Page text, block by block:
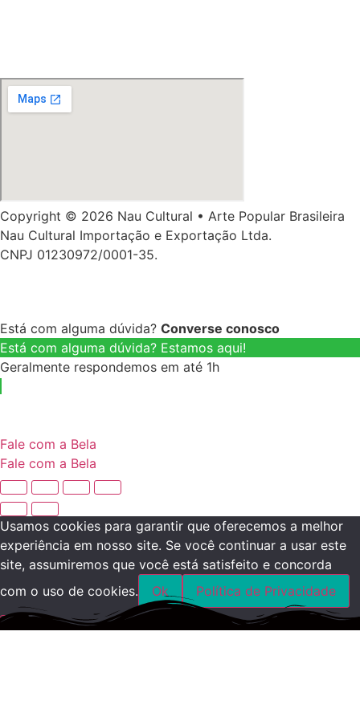
Copyright © 2026 Nau Cultural • Arte Popular Brasileira
Nau Cultural Importação e Exportação Ltda.
CNPJ 01230972/0001-35.
Está com alguma dúvida? Converse conosco
Está com alguma dúvida? Estamos aqui!
Geralmente respondemos em até 1h
Fale com a Bela
Fale com a Bela
Usamos cookies para garantir que oferecemos a melhor
experiência em nosso site. Se você continuar a usar este
site, assumiremos que você está satisfeito e concorda
com o uso de cookies.
Ok Política de Privacidade